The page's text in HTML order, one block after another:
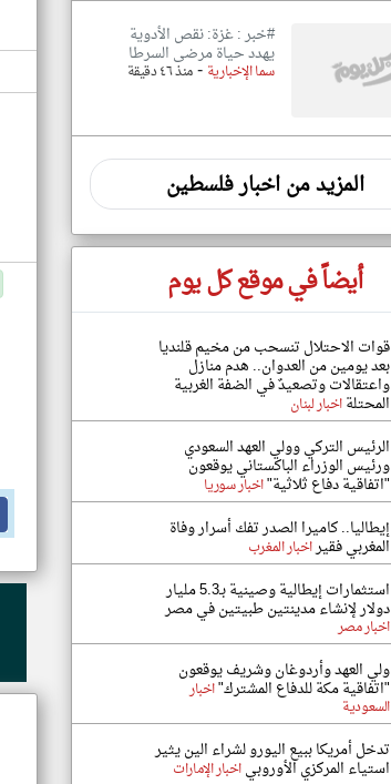
#خبر : غزة: نقص الأدوية
يهدد حياة مرضى السرطا
سما الإخبارية -منذ ٤٦ دقيقة
المزيد من اخبار فلسطين
أيضاً في موقع كل يوم
قوات الاحتلال تنسحب من مخيم قلنديا
بعد يومين من العدوان.. هدم منازل
واعتقالات وتصعيدٌ في الضفة الغربية
المحتلةاخبار لبنان
الرئيس التركي وولي العهد السعودي
ورئيس الوزراء الباكستاني يوقعون
"اتفاقية دفاع ثلاثية"اخبار سوريا
إيطاليا.. كاميرا الصدر تفك أسرار وفاة
المغربي فقيراخبار المغرب
استثمارات إيطالية وصينية بـ5.3 مليار
دولار لإنشاء مدينتين طبيتين في مصر
اخبار مصر
ولي العهد وأردوغان وشريف يوقعون
"اتفاقية مكة للدفاع المشترك"اخبار
السعودية
تدخل أمريكا ببيع اليورو لشراء الين يثير
استياء المركزي الأوروبياخبار الإمارات